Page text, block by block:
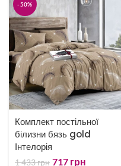
-50%
Комплект постільної
білизни бязь gold
Інтелорія
1 433грн 717 грн